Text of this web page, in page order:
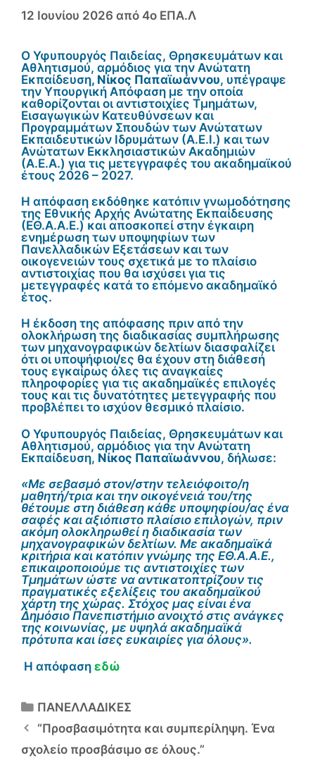
12 Ιουνίου 2026 από 4ο ΕΠΑ.Λ
Ο Υφυπουργός Παιδείας, Θρησκευμάτων και
Αθλητισμού, αρμόδιος για την Ανώτατη
Εκπαίδευση, Νίκος Παπαϊωάννου, υπέγραψε
την Υπουργική Απόφαση με την οποία
καθορίζονται οι αντιστοιχίες Τμημάτων,
Εισαγωγικών Κατευθύνσεων και
Προγραμμάτων Σπουδών των Ανώτατων
Εκπαιδευτικών Ιδρυμάτων (Α.Ε.Ι.) και των
Ανώτατων Εκκλησιαστικών Ακαδημιών
(Α.Ε.Α.) για τις μετεγγραφές του ακαδημαϊκού
έτους 2026 – 2027.
Η απόφαση εκδόθηκε κατόπιν γνωμοδότησης
της Εθνικής Αρχής Ανώτατης Εκπαίδευσης
(ΕΘ.Α.Α.Ε.) και αποσκοπεί στην έγκαιρη
ενημέρωση των υποψηφίων των
Πανελλαδικών Εξετάσεων και των
οικογενειών τους σχετικά με το πλαίσιο
αντιστοιχίας που θα ισχύσει για τις
μετεγγραφές κατά το επόμενο ακαδημαϊκό
έτος.
Η έκδοση της απόφασης πριν από την
ολοκλήρωση της διαδικασίας συμπλήρωσης
των μηχανογραφικών δελτίων διασφαλίζει
ότι οι υποψήφιοι/ες θα έχουν στη διάθεσή
τους εγκαίρως όλες τις αναγκαίες
πληροφορίες για τις ακαδημαϊκές επιλογές
τους και τις δυνατότητες μετεγγραφής που
προβλέπει το ισχύον θεσμικό πλαίσιο.
Ο Υφυπουργός Παιδείας, Θρησκευμάτων και
Αθλητισμού, αρμόδιος για την Ανώτατη
Εκπαίδευση, Νίκος Παπαϊωάννου, δήλωσε:
«Με σεβασμό στον/στην τελειόφοιτο/η
μαθητή/τρια και την οικογένειά του/της
θέτουμε στη διάθεση κάθε υποψηφίου/ας ένα
σαφές και αξιόπιστο πλαίσιο επιλογών, πριν
ακόμη ολοκληρωθεί η διαδικασία των
μηχανογραφικών δελτίων. Με ακαδημαϊκά
κριτήρια και κατόπιν γνώμης της ΕΘ.Α.Α.Ε.,
επικαιροποιούμε τις αντιστοιχίες των
Τμημάτων ώστε να αντικατοπτρίζουν τις
πραγματικές εξελίξεις του ακαδημαϊκού
χάρτη της χώρας. Στόχος μας είναι ένα
Δημόσιο Πανεπιστήμιο ανοιχτό στις ανάγκες
της κοινωνίας, με υψηλά ακαδημαϊκά
πρότυπα και ίσες ευκαιρίες για όλους».
Η απόφαση εδώ
Κατηγορίες
ΠΑΝΕΛΛΑΔΙΚΕΣ
“Προσβασιμότητα και συμπερίληψη. Ένα
σχολείο προσβάσιμο σε όλους.”